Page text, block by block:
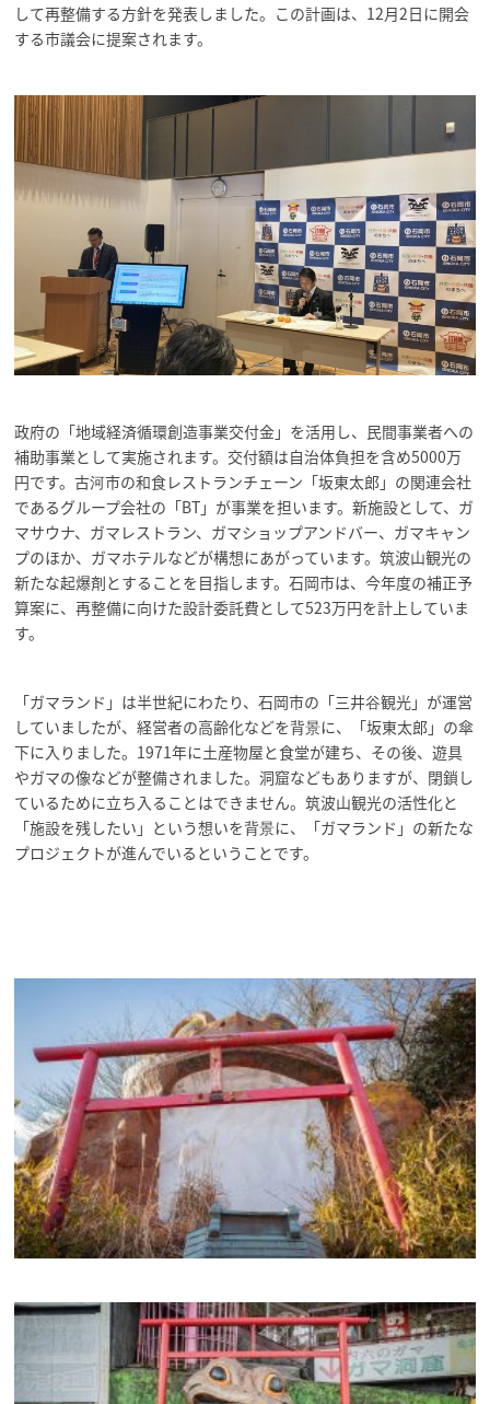
して再整備する方針を発表しました。この計画は、12月2日に開会
する市議会に提案されます。
政府の「地域経済循環創造事業交付金」を活用し、民間事業者への
補助事業として実施されます。交付額は自治体負担を含め5000万
円です。古河市の和食レストランチェーン「坂東太郎」の関連会社
であるグループ会社の「BT」が事業を担います。新施設として、ガ
マサウナ、ガマレストラン、ガマショップアンドバー、ガマキャン
プのほか、ガマホテルなどが構想にあがっています。筑波山観光の
新たな起爆剤とすることを目指します。石岡市は、今年度の補正予
算案に、再整備に向けた設計委託費として523万円を計上していま
す。
「ガマランド」は半世紀にわたり、石岡市の「三井谷観光」が運営
していましたが、経営者の高齢化などを背景に、「坂東太郎」の傘
下に入りました。1971年に土産物屋と食堂が建ち、その後、遊具
やガマの像などが整備されました。洞窟などもありますが、閉鎖し
ているために立ち入ることはできません。筑波山観光の活性化と
「施設を残したい」という想いを背景に、「ガマランド」の新たな
プロジェクトが進んでいるということです。